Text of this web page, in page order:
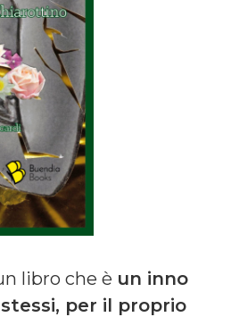
libro che è un inno
per il proprio